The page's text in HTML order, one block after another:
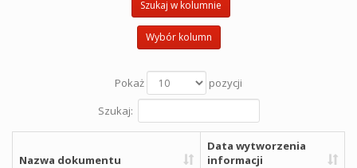
Szukaj w kolumnie
Wybór kolumn
Pokaż
pozycji
Szukaj:
Nazwa dokumentu
Data wytworzenia
informacji